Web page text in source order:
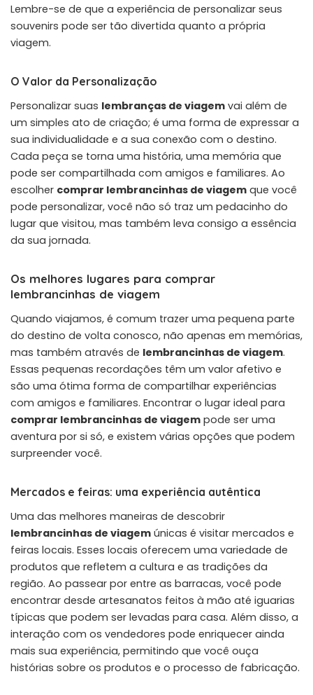
Lembre-se de que a experiência de personalizar seus
souvenirs pode ser tão divertida quanto a própria
viagem.
O Valor da Personalização
Personalizar suas lembranças de viagem vai além de
um simples ato de criação; é uma forma de expressar a
sua individualidade e a sua conexão com o destino.
Cada peça se torna uma história, uma memória que
pode ser compartilhada com amigos e familiares. Ao
escolher comprar lembrancinhas de viagem que você
pode personalizar, você não só traz um pedacinho do
lugar que visitou, mas também leva consigo a essência
da sua jornada.
Os melhores lugares para comprar
lembrancinhas de viagem
Quando viajamos, é comum trazer uma pequena parte
do destino de volta conosco, não apenas em memórias,
mas também através de lembrancinhas de viagem.
Essas pequenas recordações têm um valor afetivo e
são uma ótima forma de compartilhar experiências
com amigos e familiares. Encontrar o lugar ideal para
comprar lembrancinhas de viagem pode ser uma
aventura por si só, e existem várias opções que podem
surpreender você.
Mercados e feiras: uma experiência autêntica
Uma das melhores maneiras de descobrir
lembrancinhas de viagem únicas é visitar mercados e
feiras locais. Esses locais oferecem uma variedade de
produtos que refletem a cultura e as tradições da
região. Ao passear por entre as barracas, você pode
encontrar desde artesanatos feitos à mão até iguarias
típicas que podem ser levadas para casa. Além disso, a
interação com os vendedores pode enriquecer ainda
mais sua experiência, permitindo que você ouça
histórias sobre os produtos e o processo de fabricação.